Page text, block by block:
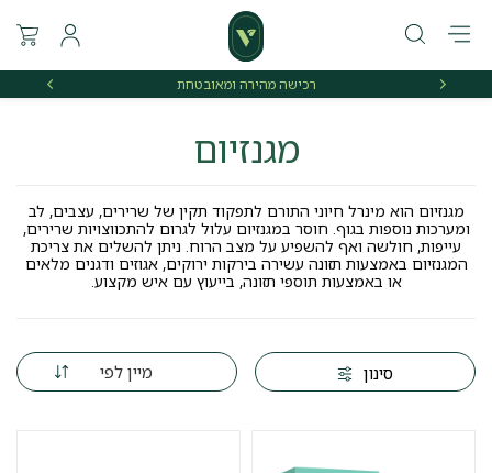
רכישה מהירה ומאובטחת
מגנזיום
מגנזיום הוא מינרל חיוני התורם לתפקוד תקין של שרירים, עצבים, לב
ומערכות נוספות בגוף. חוסר במגנזיום עלול לגרום להתכווצויות שרירים,
עייפות, חולשה ואף להשפיע על מצב הרוח. ניתן להשלים את צריכת
המגנזיום באמצעות תזונה עשירה בירקות ירוקים, אגוזים ודגנים מלאים
או באמצעות תוספי תזונה, בייעוץ עם איש מקצוע.
סינון מיין לפי